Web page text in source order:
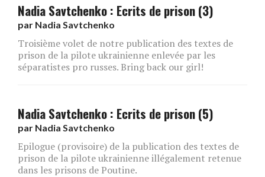
Nadia Savtchenko : Ecrits de prison (3)
par Nadia Savtchenko
Troisième volet de notre publication des textes de
prison de la pilote ukrainienne enlevée par les
séparatistes pro russes. Bring back our girl!
Nadia Savtchenko : Ecrits de prison (5)
par Nadia Savtchenko
Epilogue (provisoire) de la publication des textes de
prison de la pilote ukrainienne illégalement retenue
dans les prisons de Poutine.